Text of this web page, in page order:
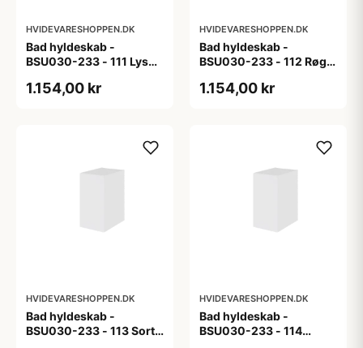
HVIDEVARESHOPPEN.DK
Bad hyldeskab -
BSU030-233 - 111 Lys
1.154,00 kr
HVIDEVARESHOPPEN.DK
Bad hyldeskab -
BSU030-233 - 112 Røget
1.154,00 kr
HVIDEVARESHOPPEN.DK
Bad hyldeskab -
BSU030-233 - 113 Sort
HVIDEVARESHOPPEN.DK
Bad hyldeskab -
BSU030-233 - 114